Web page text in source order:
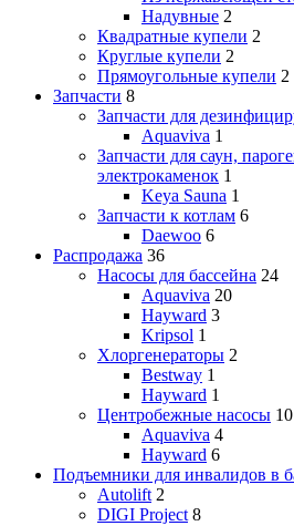
Надувные 2
Квадратные купели 2
Круглые купели 2
Прямоугольные купели 2
Запчасти 8
Запчасти для
Aquaviva 1
Запчасти для саун,
электрокаменок 1
Keya Sauna 1
Запчасти к котлам 6
Daewoo 6
Распродажа 36
Насосы для бассейна 24
Aquaviva 20
Hayward 3
Kripsol 1
Хлоргенераторы 2
Bestway 1
Hayward 1
Центробежные насосы 10
Aquaviva 4
Hayward 6
Подъемники для инвалидов в
Autolift 2
DIGI Project 8